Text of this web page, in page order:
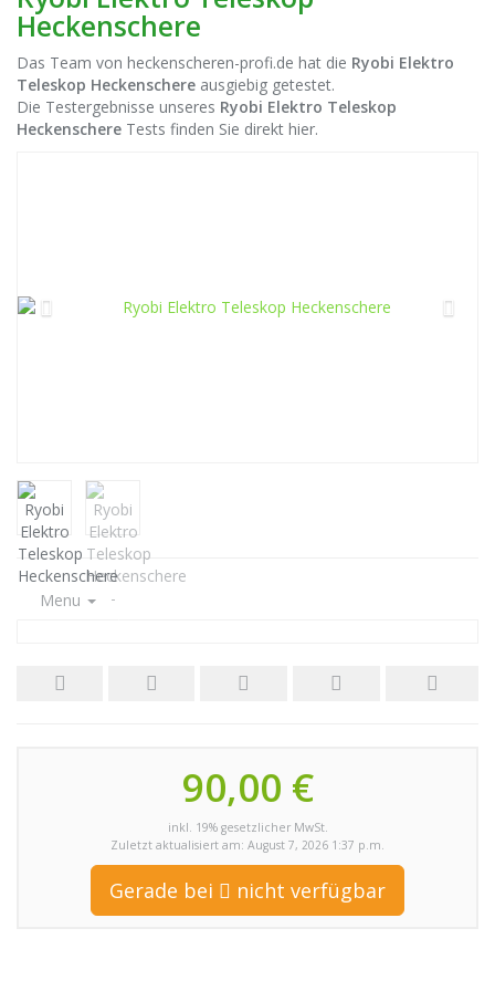
Heckenschere
Das Team von heckenscheren-profi.de hat die Ryobi Elektro
Teleskop Heckenschere ausgiebig getestet.
Die Testergebnisse unseres Ryobi Elektro Teleskop
Heckenschere Tests finden Sie direkt hier.
Menu
90,00 €
inkl. 19% gesetzlicher MwSt.
Zuletzt aktualisiert am: August 7, 2026 1:37 p.m.
Gerade bei nicht verfügbar